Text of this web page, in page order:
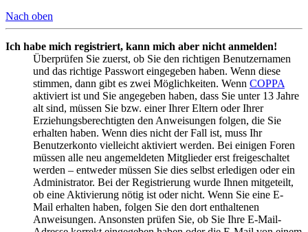
Nach oben
Ich habe mich registriert, kann mich aber nicht anmelden!
Überprüfen Sie zuerst, ob Sie den richtigen Benutzernamen
und das richtige Passwort eingegeben haben. Wenn diese
stimmen, dann gibt es zwei Möglichkeiten. Wenn COPPA
aktiviert ist und Sie angegeben haben, dass Sie unter 13 Jahre
alt sind, müssen Sie bzw. einer Ihrer Eltern oder Ihrer
Erziehungsberechtigten den Anweisungen folgen, die Sie
erhalten haben. Wenn dies nicht der Fall ist, muss Ihr
Benutzerkonto vielleicht aktiviert werden. Bei einigen Foren
müssen alle neu angemeldeten Mitglieder erst freigeschaltet
werden – entweder müssen Sie dies selbst erledigen oder ein
Administrator. Bei der Registrierung wurde Ihnen mitgeteilt,
ob eine Aktivierung nötig ist oder nicht. Wenn Sie eine E-
Mail erhalten haben, folgen Sie den dort enthaltenen
Anweisungen. Ansonsten prüfen Sie, ob Sie Ihre E-Mail-